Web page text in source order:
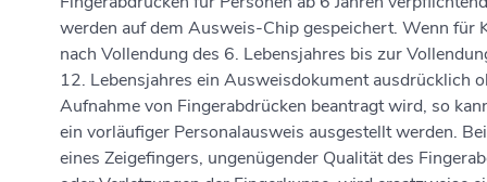
werden auf dem Ausweis-Chip gespeichert. Wenn für
nach Vollendung des 6. Lebensjahres bis zur
12. Lebensjahres ein Ausweisdokument ausdrücklich
Aufnahme von Fingerabdrücken beantragt wird, so
ein vorläufiger Personalausweis ausgestellt werden.
eines Zeigefingers, ungenügender Qualität des